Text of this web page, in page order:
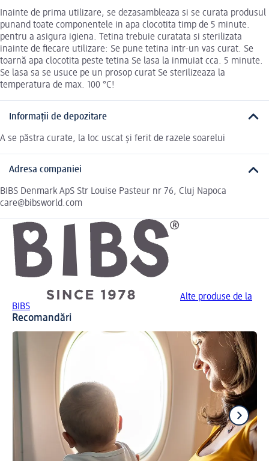
Inainte de prima utilizare, se dezasambleaza si se curata produsul
punand toate componentele in apa clocotita timp de 5 minute.
pentru a asigura igiena. Tetina trebuie curatata si sterilizata
inainte de fiecare utilizare: Se pune tetina intr-un vas curat. Se
toarnă apa clocotita peste tetina Se lasa la inmuiat cca. 5 minute.
Se lasa sa se usuce pe un prosop curat Se sterilizeaza la
temperatura de max. 100 °C!
Informații de depozitare
A se păstra curate, la loc uscat și ferit de razele soarelui
Adresa companiei
BIBS Denmark ApS Str Louise Pasteur nr 76, Cluj Napoca
care@bibsworld.com
Alte produse de la
BIBS
Recomandări